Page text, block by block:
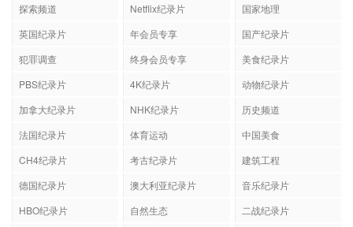
探索频道
Netflix纪录片
国家地理
英国纪录片
年会员专享
国产纪录片
犯罪调查
终身会员专享
美食纪录片
PBS纪录片
4K纪录片
动物纪录片
加拿大纪录片
NHK纪录片
历史频道
法国纪录片
体育运动
中国美食
CH4纪录片
考古纪录片
建筑工程
德国纪录片
澳大利亚纪录片
音乐纪录片
HBO纪录片
自然生态
二战纪录片